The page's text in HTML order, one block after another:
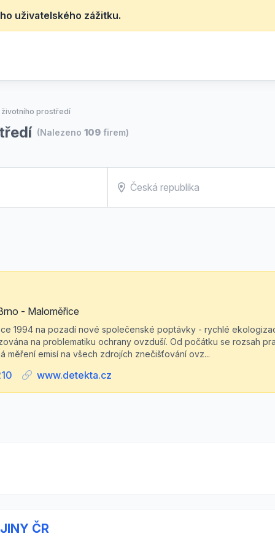
uživatelského zážitku.
životního prostředí
(Nalezeno 109 firem)
- Maloměřice
1994 na pozadí nové společenské poptávky - rychlé
na problematiku ochrany ovzduší. Od počátku se rozsah
měření emisí na všech zdrojích znečišťování ovz...
www.detekta.cz
ČR